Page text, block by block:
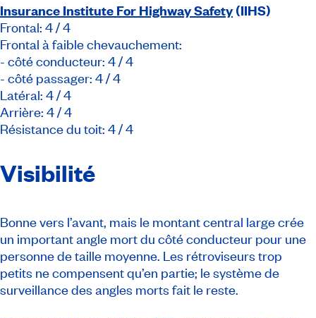
Insurance Institute For Highway Safety(IIHS)
Frontal: 4 / 4
Frontal à faible chevauchement:
- côté conducteur: 4 / 4
- côté passager: 4 / 4
Latéral: 4 / 4
Arrière: 4 / 4
Résistance du toit: 4 / 4
Visibilité
Bonne vers l’avant, mais le montant central large crée
un important angle mort du côté conducteur pour une
personne de taille moyenne. Les rétroviseurs trop
petits ne compensent qu’en partie; le système de
surveillance des angles morts fait le reste.